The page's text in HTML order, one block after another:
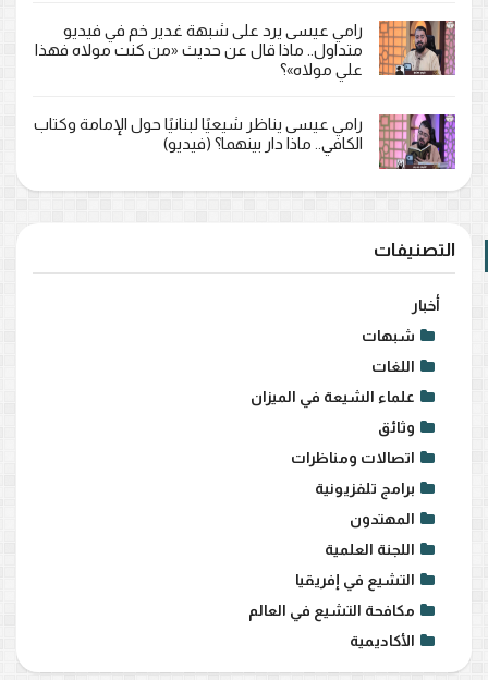
رامي عيسى يرد على شبهة غدير خم في فيديو
متداول.. ماذا قال عن حديث «من كنت مولاه فهذا
علي مولاه»؟
رامي عيسى يناظر شيعيًا لبنانيًا حول الإمامة وكتاب
الكافي.. ماذا دار بينهما؟ (فيديو)
التصنيفات
أخبار
شبهات
اللغات
علماء الشيعة في الميزان
وثائق
اتصالات ومناظرات
برامج تلفزيونية
المهتدون
اللجنة العلمية
التشيع في إفريقيا
مكافحة التشيع في العالم
الأكاديمية